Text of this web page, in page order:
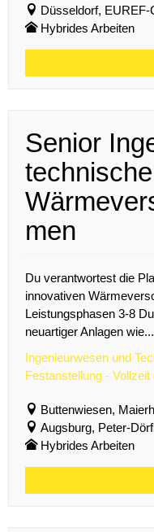
Düsseldorf,
Hybrides Arbeiten
Senior
men
Du verantwortest die
innovativen
Leistungsphasen 3-8
neuartiger Anlagen wie...
Ingenieurwesen und
Festanstellung - Vollzeit
Buttenwiesen,
Augsburg, Peter-
Hybrides Arbeiten